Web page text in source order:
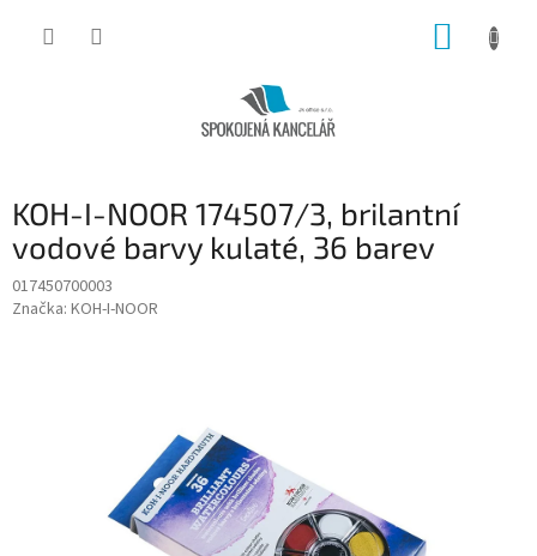
KOH-I-NOOR 174507/3, brilantní
vodové barvy kulaté, 36 barev
017450700003
Značka: KOH-I-NOOR